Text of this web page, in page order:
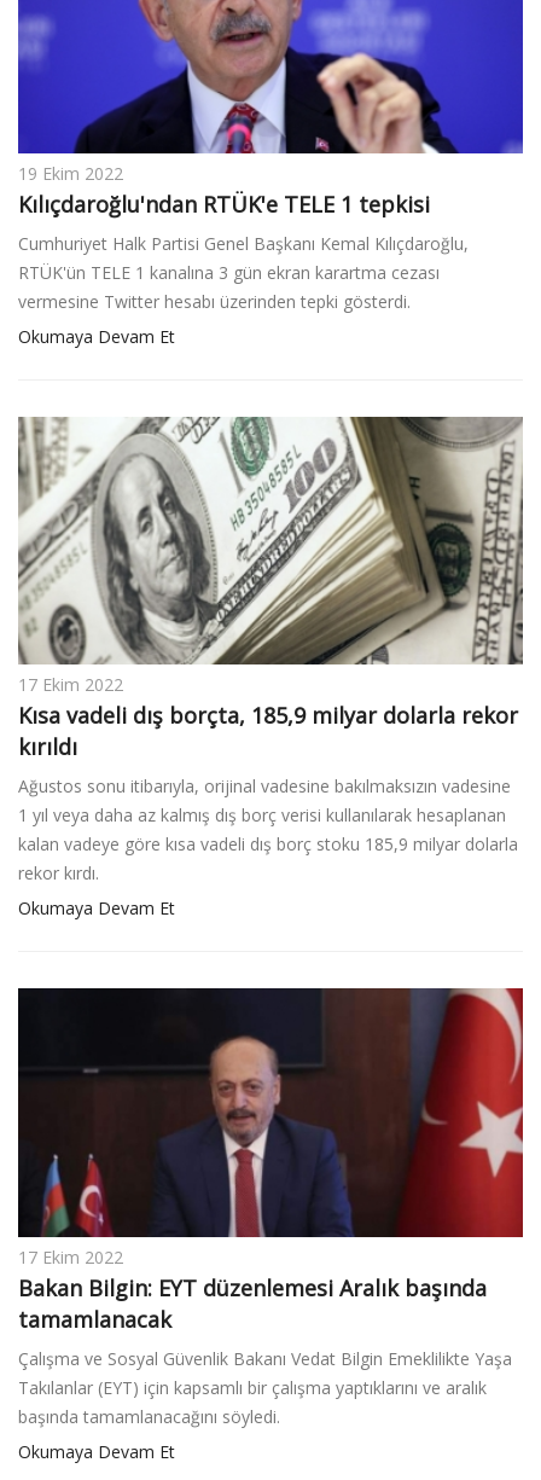
v
i
i
o
n
19 Ekim 2022
Kılıçdaroğlu'ndan RTÜK'e TELE 1 tepkisi
Cumhuriyet Halk Partisi Genel Başkanı Kemal Kılıçdaroğlu,
RTÜK'ün TELE 1 kanalına 3 gün ekran karartma cezası
vermesine Twitter hesabı üzerinden tepki gösterdi.
Okumaya Devam Et
17 Ekim 2022
Kısa vadeli dış borçta, 185,9 milyar dolarla rekor
kırıldı
Ağustos sonu itibarıyla, orijinal vadesine bakılmaksızın vadesine
1 yıl veya daha az kalmış dış borç verisi kullanılarak hesaplanan
kalan vadeye göre kısa vadeli dış borç stoku 185,9 milyar dolarla
rekor kırdı.
Okumaya Devam Et
17 Ekim 2022
Bakan Bilgin: EYT düzenlemesi Aralık başında
tamamlanacak
Çalışma ve Sosyal Güvenlik Bakanı Vedat Bilgin Emeklilikte Yaşa
Takılanlar (EYT) için kapsamlı bir çalışma yaptıklarını ve aralık
başında tamamlanacağını söyledi.
Okumaya Devam Et